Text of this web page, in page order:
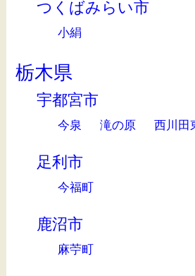
つくばみらい市
小絹
栃木県
宇都宮市
今泉 滝の原 西川田
足利市
今福町
鹿沼市
麻苧町